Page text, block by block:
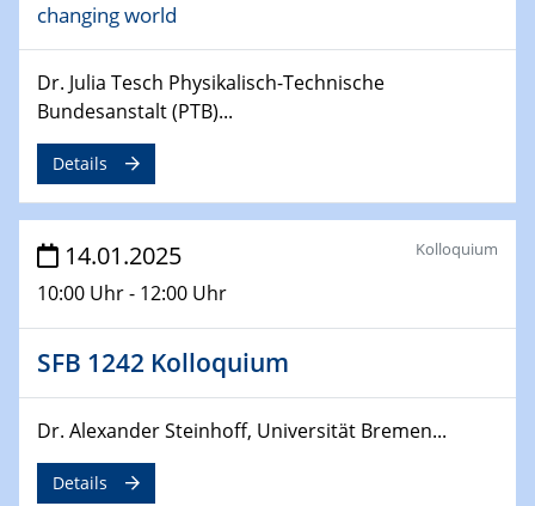
06.02.2025
10.02.2025 - 11.02.2025
Sfb-trr247-all Workshop
SFB/TRR 270 Kolloquium
Social Hour
CENIDE / ZBT / IW
11.02.2025
Natural Water to H2
changing world
Dr. Julia Tesch Physikalisch-Technische
Bundesanstalt (PTB)...
Details
14.01.2025
10:00 Uhr - 12:00 Uhr
Kolloquium
SFB 1242 Kolloquium
Dr. Alexander Steinhoff, Universität Bremen...
Details